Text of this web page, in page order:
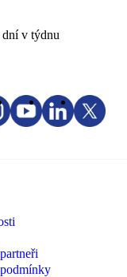
dní v týdnu